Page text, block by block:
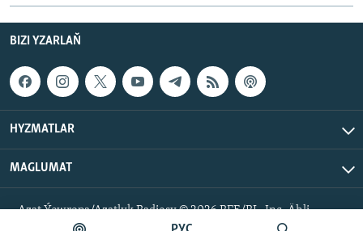
BIZI YZARLAŇ
HYZMATLAR
MAGLUMAT
Azat Ýewropa/Azatlyk Radiosy © 2026 RFE/RL, Inc. Ähli
hukuklar goralan.